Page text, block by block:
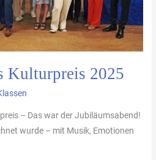
Kulturpreis 2025
– Das war der Jubiläumsabend!
wurde – mit Musik, Emotionen